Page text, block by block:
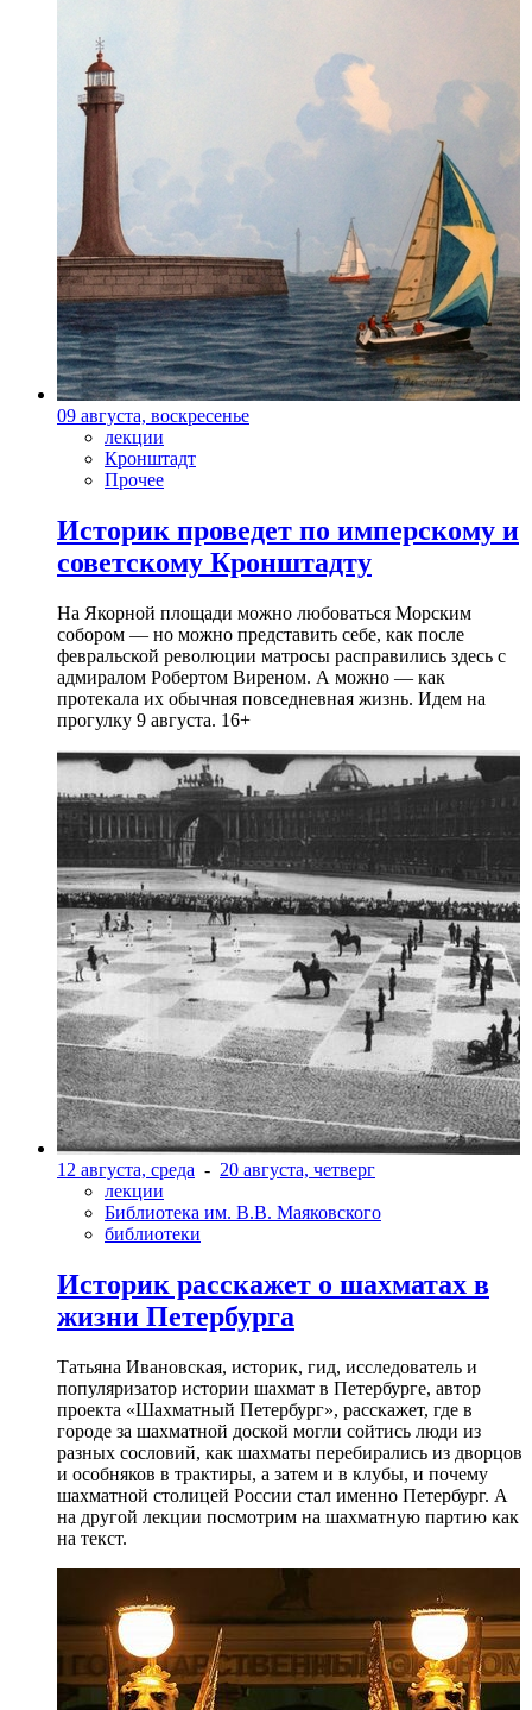
09 августа, воскресенье
лекции
Кронштадт
Прочее
Историк проведет по имперскому и
советскому Кронштадту
На Якорной площади можно любоваться Морским
собором — но можно представить себе, как после
февральской революции матросы расправились здесь с
адмиралом Робертом Виреном. А можно — как
протекала их обычная повседневная жизнь. Идем на
прогулку 9 августа. 16+
12 августа, среда - 20 августа, четверг
лекции
Библиотека им. В.В. Маяковского
библиотеки
Историк расскажет о шахматах в
жизни Петербурга
Татьяна Ивановская, историк, гид, исследователь и
популяризатор истории шахмат в Петербурге, автор
проекта «Шахматный Петербург», расскажет, где в
городе за шахматной доской могли сойтись люди из
разных сословий, как шахматы перебирались из дворцов
и особняков в трактиры, а затем и в клубы, и почему
шахматной столицей России стал именно Петербург. А
на другой лекции посмотрим на шахматную партию как
на текст.